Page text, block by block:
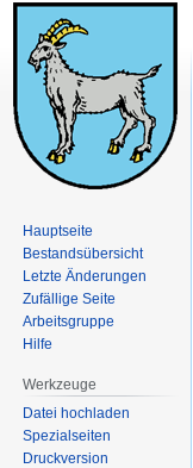
Hauptseite
Bestandsübersicht
Letzte Änderungen
Zufällige Seite
Arbeitsgruppe
Hilfe
Werkzeuge
Datei hochladen
Spezialseiten
Druckversion